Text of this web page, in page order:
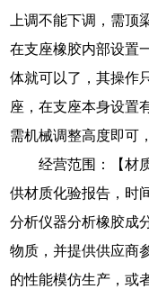
上调不能下调，需顶
在支座橡胶内部设置
体就可以了，其操作
座，在支座本身设置
需机械调整高度即可
经营范围：【材
供材质化验报告，时
分析仪器分析橡胶成
物质，并提供供应商
的性能模仿生产，或